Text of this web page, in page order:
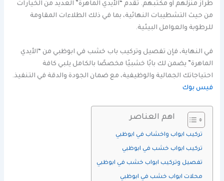
طراز منزلهم أو مكتبهم. تقدم “الأيدي الماهرة” العديد من الخيارات
من حيث التشطيبات النهائية، بما في ذلك الطلاءات المقاومة
للرطوبة والعوامل البيئية.
في النهاية، فإن تفصيل وتركيب باب خشب في ابوظبي من “الأيدي
الماهرة” يضمن لك بابًا خشبيًا مخصصًا بالكامل يلبي كافة
احتياجاتك الجمالية والوظيفية، مع ضمان الجودة والدقة في التنفيذ.
فيس بوك
اهم العناصر
تركيب ابواب واخشاب في ابوظبي
تركيب ابواب خشب في ابوظبي
تفصيل وتركيب ابواب خشب في ابوظبي
محلات ابواب خشب في ابوظبي